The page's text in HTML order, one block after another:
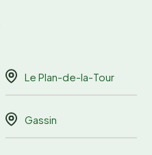
Le Plan-de-la-Tour
Gassin